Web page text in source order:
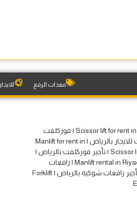
للايجار معدات الرفع
|| سيزرلفت للايجار بالرياض | Scissor lift for rent in Riyadh | فوركلفت
للايجار بالرياض | Forklifts for rent in Riyadh | مان لفت للايجار بالرياض | Manlift for rent in
Riyadh | تأجير سيزرلفت بالرياض | Scissor lift rental in Riyadh | تأجير فوركلفت بالرياض |
Forklift rental in Riyadh | تأجير مان لفت بالرياض | Manlift rental in Riyadh | رافعات
شوكية للإيجار بالرياض | Forklifts for rent in Riyadh | تأجير رافعات شوكية بالرياض | Forklift